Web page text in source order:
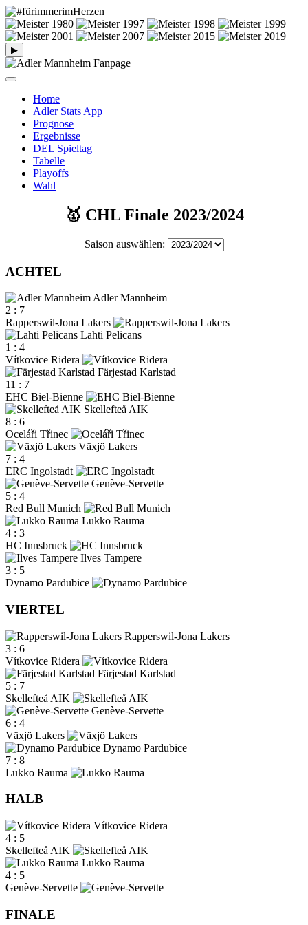
▶
Home
Adler Stats App
Prognose
Ergebnisse
DEL Spieltag
Tabelle
Playoffs
Wahl
🥇 CHL Finale 2023/2024
Saison auswählen:
ACHTEL
Adler Mannheim
2 : 7
Rapperswil-Jona Lakers
Lahti Pelicans
1 : 4
Vítkovice Ridera
Färjestad Karlstad
11 : 7
EHC Biel-Bienne
Skellefteå AIK
8 : 6
Oceláři Třinec
Växjö Lakers
7 : 4
ERC Ingolstadt
Genève-Servette
5 : 4
Red Bull Munich
Lukko Rauma
4 : 3
HC Innsbruck
Ilves Tampere
3 : 5
Dynamo Pardubice
VIERTEL
Rapperswil-Jona Lakers
3 : 6
Vítkovice Ridera
Färjestad Karlstad
5 : 7
Skellefteå AIK
Genève-Servette
6 : 4
Växjö Lakers
Dynamo Pardubice
7 : 8
Lukko Rauma
HALB
Vítkovice Ridera
4 : 5
Skellefteå AIK
Lukko Rauma
4 : 5
Genève-Servette
FINALE